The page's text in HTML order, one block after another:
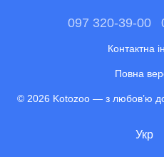
097 320-39-00
Контактна
Повна
© 2026 Kotozoo — з любов’ю
Укр